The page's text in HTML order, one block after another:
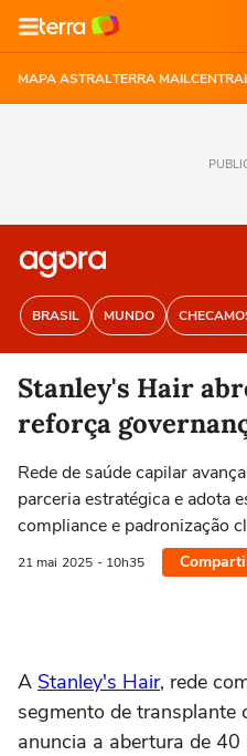
MAPA ASTRALTERRA MAIL
BRASIL MUNDO
Stanley's Hair
reforça
Rede de saúde capilar
parceria estratégica e adota
compliance e padronização
21 mai 2025 - 10h35
A Stanley's Hair, rede
segmento de transplante
anuncia a abertura de